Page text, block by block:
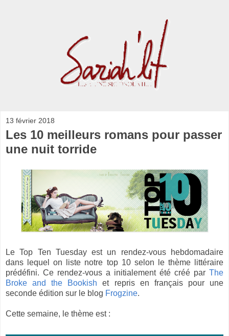
13 février 2018
Les 10 meilleurs romans pour passer
une nuit torride
Le Top Ten Tuesday est un rendez-vous hebdomadaire
dans lequel on liste notre top 10 selon le thème littéraire
prédéfini. Ce rendez-vous a initialement été créé par The
Broke and the Bookish et repris en français pour une
seconde édition sur le blog Frogzine.
Cette semaine, le thème est :